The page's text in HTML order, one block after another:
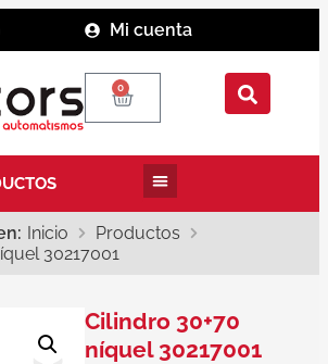
Mi cuenta
0
Inicio
Productos
30217001
Cilindro 30+70
níquel 30217001